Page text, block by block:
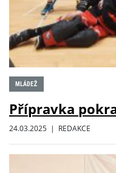
MLÁDEŽ
Přípravka
24.03.2025 | REDAKCE